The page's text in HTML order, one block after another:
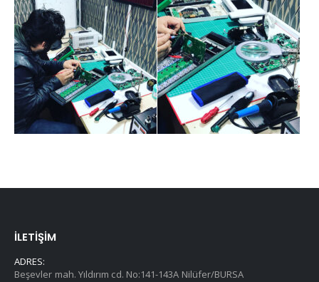
İLETİŞİM
ADRES:
Beşevler mah. Yıldırım cd. No:141-143A Nilüfer/BURSA